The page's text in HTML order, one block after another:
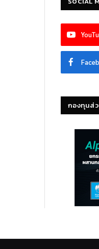
กองทุนส่